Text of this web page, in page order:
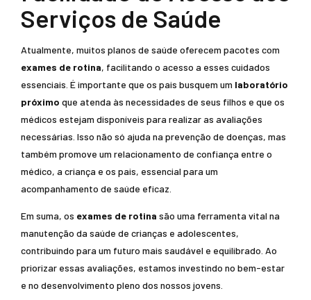
Serviços de Saúde
Atualmente, muitos planos de saúde oferecem pacotes com
exames de rotina, facilitando o acesso a esses cuidados
essenciais. É importante que os pais busquem um laboratório
próximo que atenda às necessidades de seus filhos e que os
médicos estejam disponíveis para realizar as avaliações
necessárias. Isso não só ajuda na prevenção de doenças, mas
também promove um relacionamento de confiança entre o
médico, a criança e os pais, essencial para um
acompanhamento de saúde eficaz.
Em suma, os exames de rotina são uma ferramenta vital na
manutenção da saúde de crianças e adolescentes,
contribuindo para um futuro mais saudável e equilibrado. Ao
priorizar essas avaliações, estamos investindo no bem-estar
e no desenvolvimento pleno dos nossos jovens.